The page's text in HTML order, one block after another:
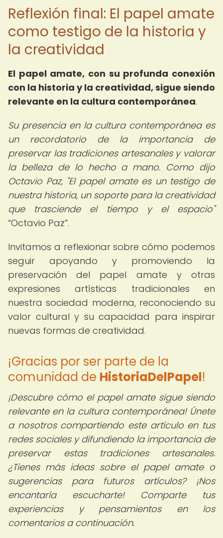
Reflexión final: El papel amate
como testigo de la historia y
la creatividad
El papel amate, con su profunda conexión
con la historia y la creatividad, sigue siendo
relevante en la cultura contemporánea.
Su presencia en la cultura contemporánea es
un recordatorio de la importancia de
preservar las tradiciones artesanales y valorar
la belleza de lo hecho a mano. Como dijo
Octavio Paz, "El papel amate es un testigo de
nuestra historia, un soporte para la creatividad
que trasciende el tiempo y el espacio"
Octavio Paz .
Invitamos a reflexionar sobre cómo podemos
seguir apoyando y promoviendo la
preservación del papel amate y otras
expresiones artísticas tradicionales en
nuestra sociedad moderna, reconociendo su
valor cultural y su capacidad para inspirar
nuevas formas de creatividad.
¡Gracias por ser parte de la
comunidad de HistoriaDelPapel!
¡Descubre cómo el papel amate sigue siendo
relevante en la cultura contemporánea!Únete
a nosotros compartiendo este artículo en tus
redes sociales y difundiendo la importancia de
preservar estas tradiciones artesanales.
¿Tienes más ideas sobre el papel amate o
sugerencias para futuros artículos? ¡Nos
encantaría escucharte! Comparte tus
experiencias y pensamientos en los
comentarios a continuación.